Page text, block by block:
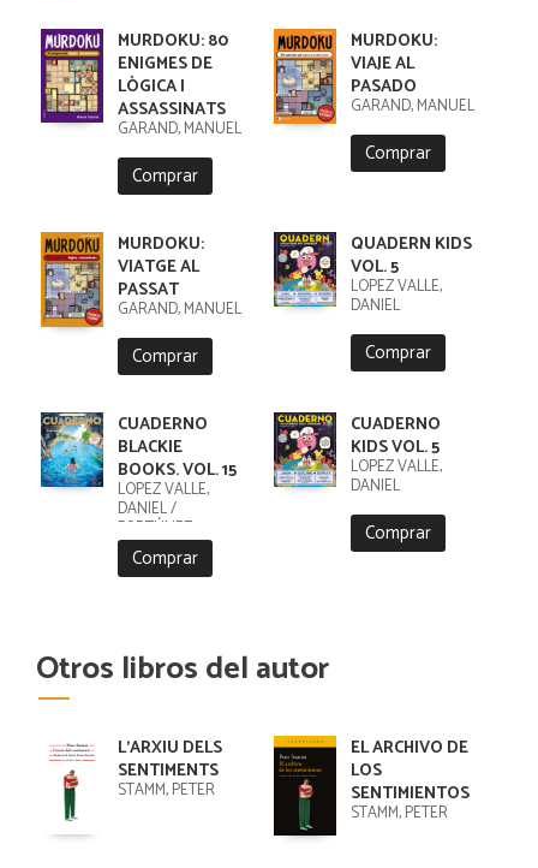
MURDOKU: 80
ENIGMES DE
LÒGICA I
ASSASSINATS
GARAND, MANUEL
Comprar
MURDOKU:
VIAJE AL
PASADO
GARAND, MANUEL
Comprar
MURDOKU:
VIATGE AL
PASSAT
GARAND, MANUEL
Comprar
QUADERN KIDS
VOL. 5
LÓPEZ VALLE,
DANIEL
Comprar
CUADERNO
BLACKIE
BOOKS. VOL. 15
LÓPEZ VALLE,
DANIEL /
FORTÚNEZ,
CRISTOBAL
Comprar
CUADERNO
KIDS VOL. 5
LÓPEZ VALLE,
DANIEL
Comprar
Otros libros del autor
L'ARXIU DELS
SENTIMENTS
STAMM, PETER
EL ARCHIVO DE
LOS
SENTIMIENTOS
STAMM, PETER